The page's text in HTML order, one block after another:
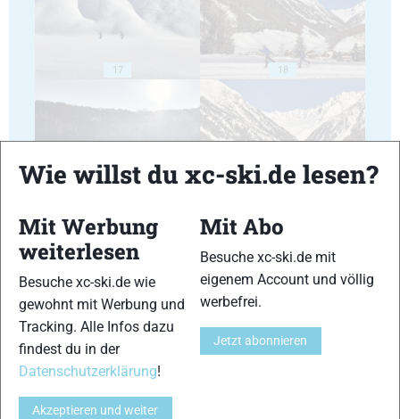
17 18
21 22
Wie willst du xc-ski.de lesen?
Mit Werbung
weiterlesen
Besuche xc-ski.de wie
gewohnt mit Werbung und
Tracking. Alle Infos dazu
findest du in der
Datenschutzerklärung!
Akzeptieren und weiter
Mit Abo
Besuche xc-ski.de mit
eigenem Account und völlig
werbefrei.
Jetzt abonnieren